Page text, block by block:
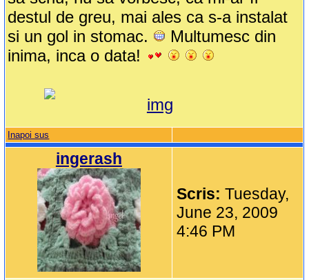
destul de greu, mai ales ca s-a instalat
si un gol in stomac.
Multumesc din
inima, inca o data!
Inapoi sus
ingerash
Scris:Tuesday,
June 23, 2009
4:46 PM